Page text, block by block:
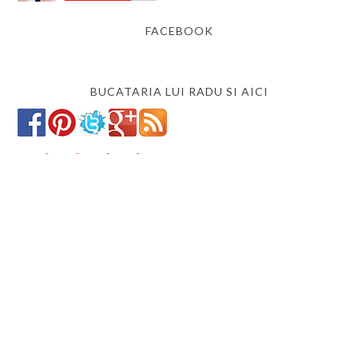
FACEBOOK
BUCATARIA LUI RADU SI AICI